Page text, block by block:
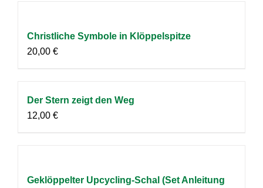
Christliche Symbole in Klöppelspitze
20,00 €
Der Stern zeigt den Weg
12,00 €
Geklöppelter Upcycling-Schal (Set Anleitung